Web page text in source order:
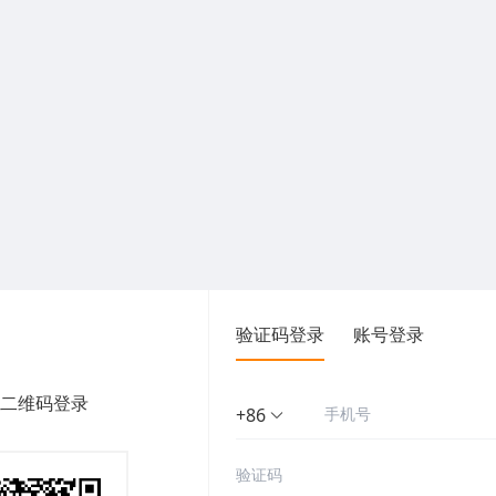
维码登录
验证码登录 账号登录
+86